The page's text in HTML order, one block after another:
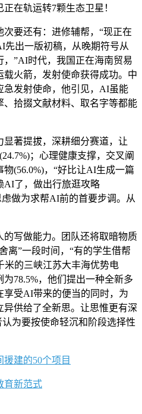
在轨运转7颗生态卫星！
要还有：进修辅帮，“现正在
出一版初稿，从晚期符号从
”AI时代，我国正在海南贸易
火箭，发射使命获得成功。中
急发射使命，他引见，AI虽能
拾掇文献材料、取名字等都能
著提拔，深耕细分赛道，让
；心理健康支撑，交叉阐
(56.0%)，“好比让AI生成一篇
AI了，做出行旅逛攻略
虑做为求帮AI前的首要步调。从
写做能力。团队还将取暗物质
离”一段时间，“有的学生借帮
米的三峡江苏大丰海优势电
78.5%，他们提出一种全新多
受AI带来的便当的同时，为
供给了全新思。让思惟更有深
为要按使命轻沉和阶段选择性
建的50个项目
育新范式